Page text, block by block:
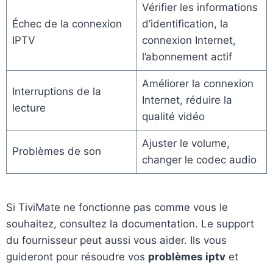
Échec de la connexion
IPTV
Vérifier les informations
d’identification, la
connexion Internet,
l’abonnement actif
Interruptions de la
lecture
Améliorer la connexion
Internet, réduire la
qualité vidéo
Problèmes de son
Ajuster le volume,
changer le codec audio
Si TiviMate ne fonctionne pas comme vous le
souhaitez, consultez la documentation. Le support
du fournisseur peut aussi vous aider. Ils vous
guideront pour résoudre vos problèmes iptv et